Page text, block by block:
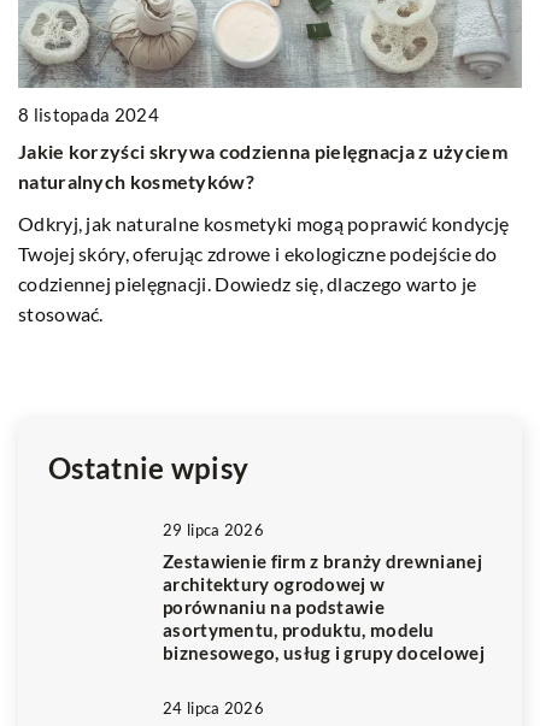
8 listopada 2024
Jakie korzyści skrywa codzienna pielęgnacja z użyciem
naturalnych kosmetyków?
Odkryj, jak naturalne kosmetyki mogą poprawić kondycję
Twojej skóry, oferując zdrowe i ekologiczne podejście do
codziennej pielęgnacji. Dowiedz się, dlaczego warto je
stosować.
Ostatnie wpisy
29 lipca 2026
Zestawienie firm z branży drewnianej
architektury ogrodowej w
porównaniu na podstawie
asortymentu, produktu, modelu
biznesowego, usług i grupy docelowej
24 lipca 2026